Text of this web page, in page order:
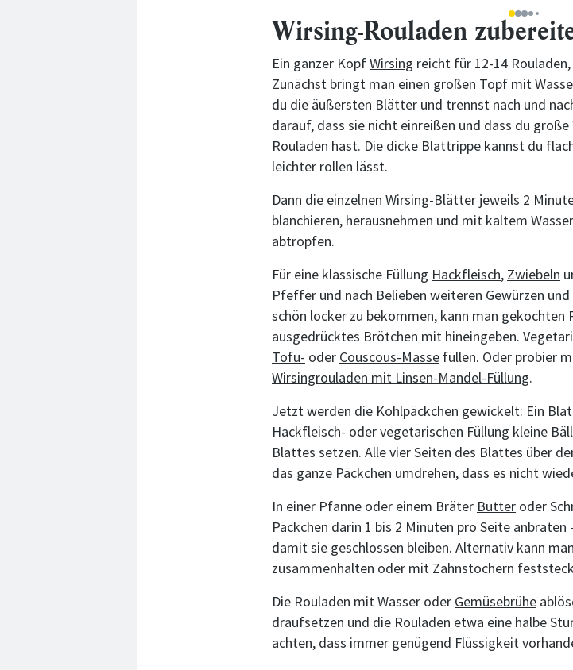
1234 5
Wirsing-Rouladen
Ein ganzer KopfWirsing reicht für 12-14
Zunächst bringt man einen großen Topf mit
du die äußersten Blätter und trennst nach und
darauf, dass sie nicht einreißen und dass du
Rouladen hast. Die dicke Blattrippe kannst du
leichter rollen lässt.
Dann die einzelnen Wirsing-Blätter jeweils 2
blanchieren, herausnehmen und mit kaltem
abtropfen.
Für eine klassische Füllung Hackfleisch, Zwiebeln
Pfeffer und nach Belieben weiteren Gewürzen
schön locker zu bekommen, kann man gekochten
ausgedrücktes Brötchen mit hineingeben.
Tofu- oder Couscous-Masse füllen. Oder probier
Wirsingrouladen mit Linsen-Mandel-Füllung.
Jetzt werden die Kohlpäckchen gewickelt: Ein
Hackfleisch- oder vegetarischen Füllung kleine
Blattes setzen. Alle vier Seiten des Blattes über
das ganze Päckchen umdrehen, dass es nicht
In einer Pfanne oder einem Bräter Butter oder
Päckchen darin 1 bis 2 Minuten pro Seite
damit sie geschlossen bleiben. Alternativ kann
zusammenhalten oder mit Zahnstochern
Die Rouladen mit Wasser oder Gemüsebrühe
draufsetzen und die Rouladen etwa eine halbe
achten, dass immer genügend Flüssigkeit